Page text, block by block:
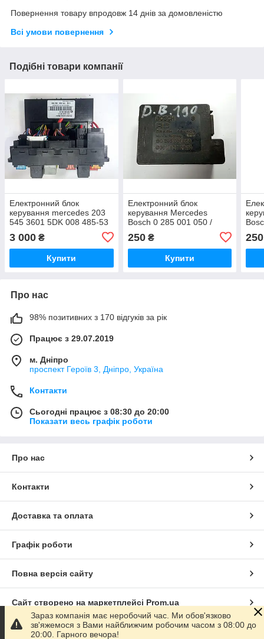
Повернення товару впродовж 14 днів за домовленістю
Всі умови повернення
Подібні товари компанії
Електронний блок
керування mercedes 203
545 3601 5DK 008 485-53
3 000 ₴
Купити
Електронний блок
керування Mercedes
Bosch 0 285 001 050 /
0285001050 / 003 820 06
10 / 0038200610 / D.B.190
250₴
Купити
10 /
250
Про нас
98% позитивних з 170 відгуків за рік
Працює з 29.07.2019
м. Дніпро
проспект Героїв 3, Дніпро, Україна
Контакти
Сьогодні працює з 08:30 до 20:00
Показати весь графік роботи
Про нас
Контакти
Доставка та оплата
Графік роботи
Повна версія сайту
Сайт створено на маркетплейсі Prom.ua
Політика конфіденційності
Зараз компанія має неробочий час. Ми обов'язково
зв'яжемося з Вами найближчим робочим часом з 08:00 до
20:00. Гарного вечора!